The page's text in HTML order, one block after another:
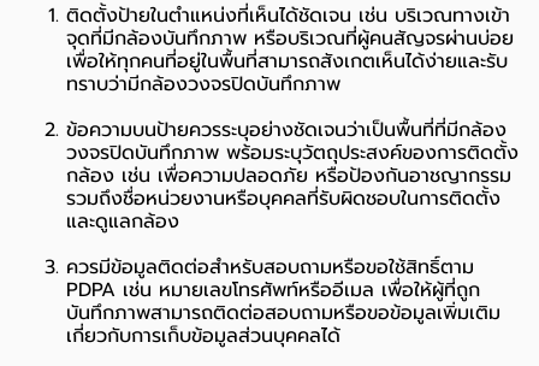
ติดตั้งป้ายในตำแหน่งที่เห็นได้ชัดเจน เช่น บริเวณทางเข้า
จุดที่มีกล้องบันทึกภาพ หรือบริเวณที่ผู้คนสัญจรผ่านบ่อย
เพื่อให้ทุกคนที่อยู่ในพื้นที่สามารถสังเกตเห็นได้ง่ายและรับ
ทราบว่ามีกล้องวงจรปิดบันทึกภาพ
ข้อความบนป้ายควรระบุอย่างชัดเจนว่าเป็นพื้นที่ที่มีกล้อง
วงจรปิดบันทึกภาพ พร้อมระบุวัตถุประสงค์ของการติดตั้ง
กล้อง เช่น เพื่อความปลอดภัย หรือป้องกันอาชญากรรม
รวมถึงชื่อหน่วยงานหรือบุคคลที่รับผิดชอบในการติดตั้ง
และดูแลกล้อง
ควรมีข้อมูลติดต่อสำหรับสอบถามหรือขอใช้สิทธิ์ตาม
PDPA เช่น หมายเลขโทรศัพท์หรืออีเมล เพื่อให้ผู้ที่ถูก
บันทึกภาพสามารถติดต่อสอบถามหรือขอข้อมูลเพิ่มเติม
เกี่ยวกับการเก็บข้อมูลส่วนบุคคลได้